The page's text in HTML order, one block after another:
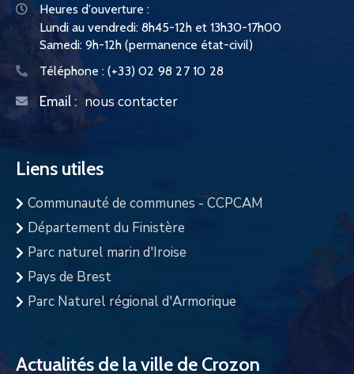
Heures d'ouverture :
Lundi au vendredi: 8h45-12h et 13h30-17h00
Samedi: 9h-12h (permanence état-civil)
Téléphone : (+33) 02 98 27 10 28
Email : nous contacter
Liens utiles
Communauté de communes - CCPCAM
Département du Finistère
Parc naturel marin d'Iroise
Pays de Brest
Parc Naturel régional d'Armorique
Actualités de la ville de Crozon